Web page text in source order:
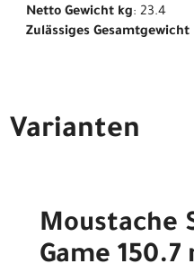
Netto Gewicht kg: 23.4
Zulässiges Gesamtgewicht
Varianten
Moustache
Game